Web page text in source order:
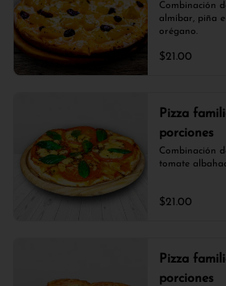
Combinación
almíbar, piña
orégano.
$21.00
Pizza
porciones
Combinación
tomate
$21.00
Pizza
porciones